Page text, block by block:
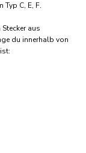
C, E, F.
aus
du innerhalb von